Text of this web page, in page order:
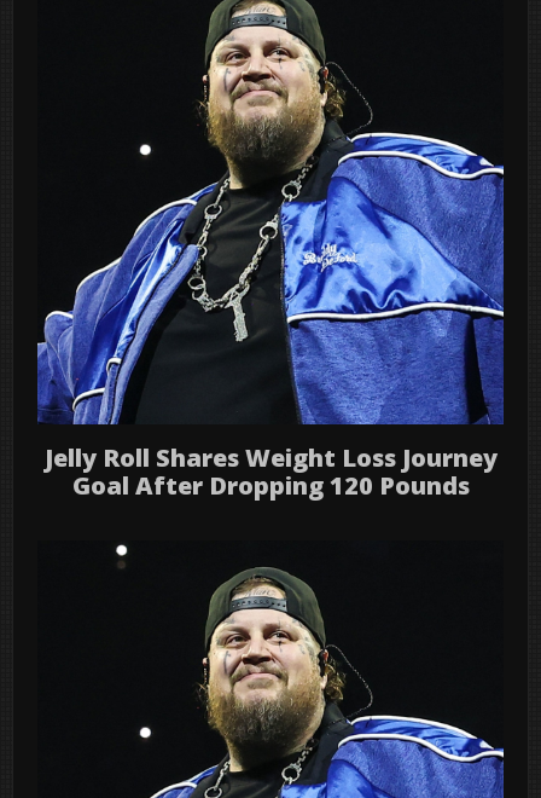
Jelly Roll Shares Weight Loss Journey
Goal After Dropping 120 Pounds